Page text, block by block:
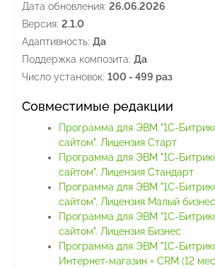
Дата обновления: 26.06.2026
Версия: 2.1.0
Адаптивность: Да
Поддержка композита: Да
Число установок: 100 - 499 раз
Совместимые редакции
Программа для ЭВМ "1С-
сайтом". Лицензия Старт
Программа для ЭВМ "1С-
сайтом". Лицензия Стандарт
Программа для ЭВМ "1С-
сайтом". Лицензия Малый бизнес
Программа для ЭВМ "1С-
сайтом". Лицензия Бизнес
Программа для ЭВМ "1С-
Интернет-магазин + CRM (12